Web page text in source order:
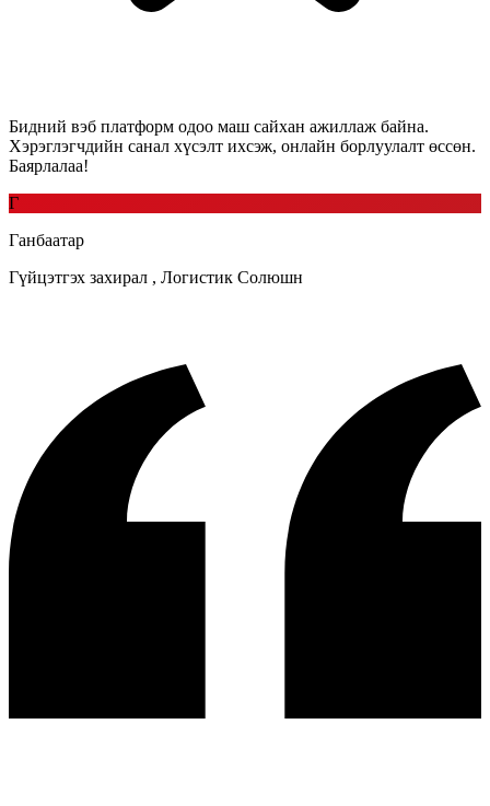
Бидний вэб платформ одоо маш сайхан ажиллаж байна.
Хэрэглэгчдийн санал хүсэлт ихсэж, онлайн борлуулалт өссөн.
Баярлалаа!
Г
Ганбаатар
Гүйцэтгэх захирал , Логистик Солюшн